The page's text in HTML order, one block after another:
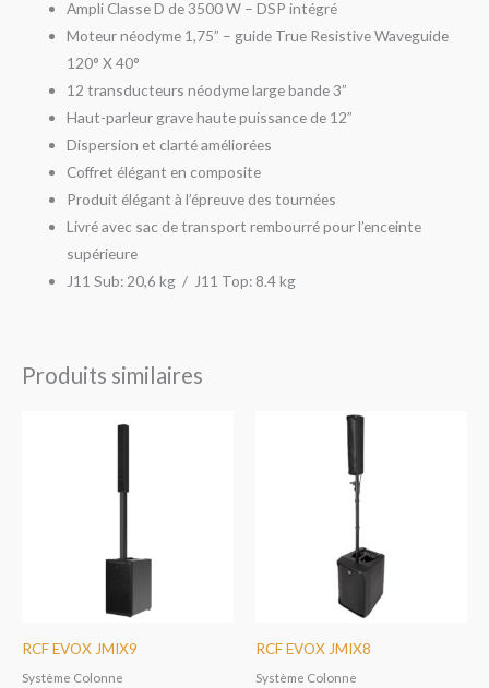
Ampli Classe D de 3500 W – DSP intégré
Moteur néodyme 1,75” – guide True Resistive Waveguide
120° X 40°
12 transducteurs néodyme large bande 3”
Haut-parleur grave haute puissance de 12”
Dispersion et clarté améliorées
Coffret élégant en composite
Produit élégant à l’épreuve des tournées
Livré avec sac de transport rembourré pour l’enceinte
supérieure
J11 Sub: 20,6 kg / J11 Top: 8.4 kg
Produits similaires
RCF EVOX JMIX9
Système Colonne
RCF EVOX JMIX8
Système Colonne